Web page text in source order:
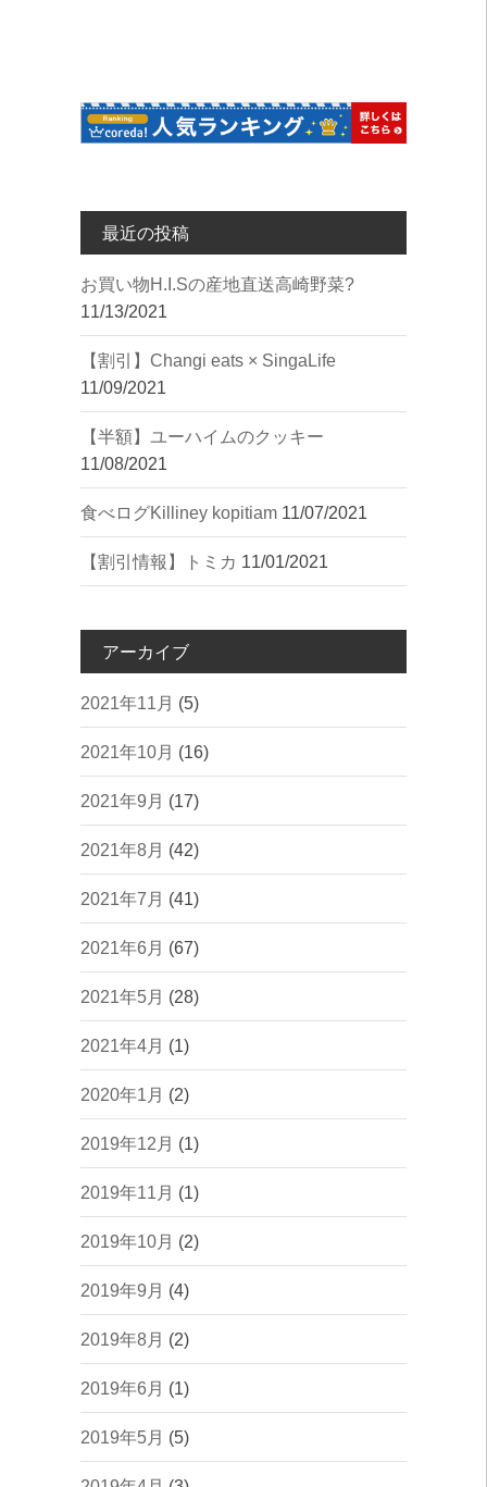
最近の投稿
︎お買い物︎H.I.Sの産地直送高崎野菜?
11/13/2021
【割引】Changi eats × SingaLife
11/09/2021
【半額】ユーハイムのクッキー
11/08/2021
︎食べログ︎Killiney kopitiam 11/07/2021
【割引情報】トミカ 11/01/2021
アーカイブ
2021年11月 (5)
2021年10月 (16)
2021年9月 (17)
2021年8月 (42)
2021年7月 (41)
2021年6月 (67)
2021年5月 (28)
2021年4月 (1)
2020年1月 (2)
2019年12月 (1)
2019年11月 (1)
2019年10月 (2)
2019年9月 (4)
2019年8月 (2)
2019年6月 (1)
2019年5月 (5)